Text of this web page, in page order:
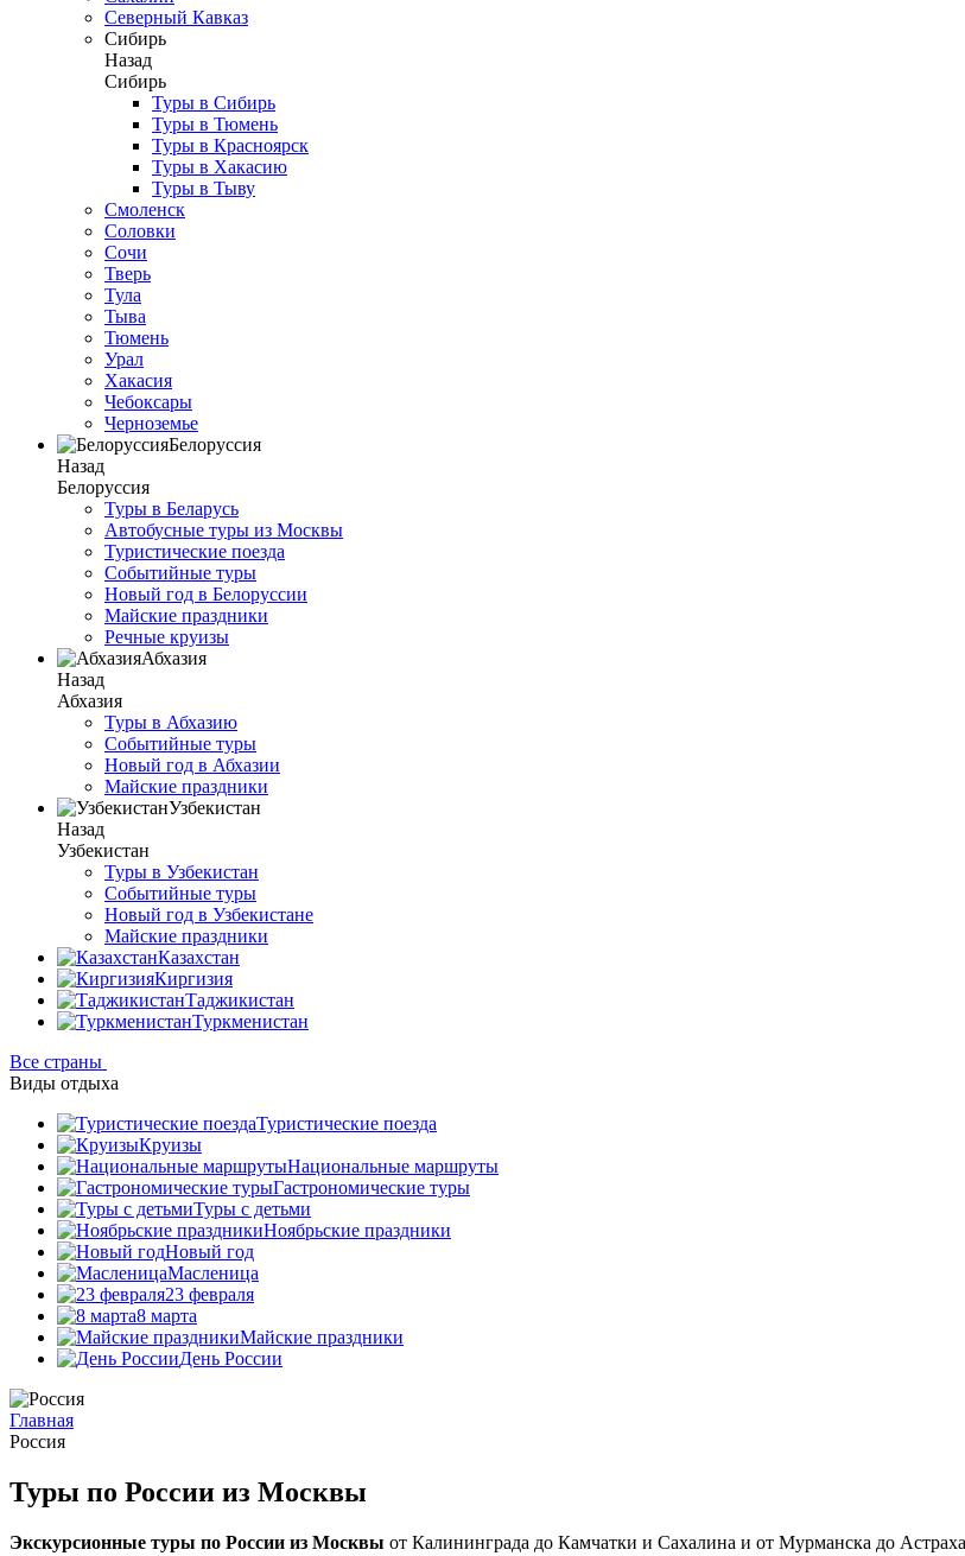
Северный Кавказ
Сибирь
Назад
Сибирь
Туры в Сибирь
Туры в Тюмень
Туры в Красноярск
Туры в Хакасию
Туры в Тыву
Смоленск
Соловки
Сочи
Тверь
Тула
Тыва
Тюмень
Урал
Хакасия
Чебоксары
Черноземье
Белоруссия
Назад
Белоруссия
Туры в Беларусь
Автобусные туры из Москвы
Туристические поезда
Событийные туры
Новый год в Белоруссии
Майские праздники
Речные круизы
Абхазия
Назад
Абхазия
Туры в Абхазию
Событийные туры
Новый год в Абхазии
Майские праздники
Узбекистан
Назад
Узбекистан
Туры в Узбекистан
Событийные туры
Новый год в Узбекистане
Майские праздники
Казахстан
Киргизия
Таджикистан
Туркменистан
Все страны
Виды отдыха
Туристические поезда
Круизы
Национальные маршруты
Гастрономические туры
Туры с детьми
Ноябрьские праздники
Новый год
Масленица
23 февраля
8 марта
Майские праздники
День России
Главная
Россия
Туры по России из Москвы
Экскурсионные туры по России из Москвы от Калининграда до Камчатки и Сахалина и от Мурманска до